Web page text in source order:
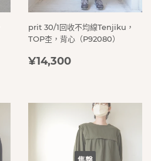
prit 30/1回收不均線Tenjiku，
TOP杢，背心（P92080）
定
¥14,300